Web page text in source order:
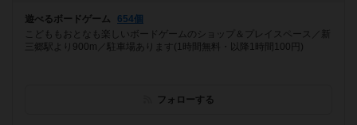
遊べるボードゲーム
654個
こどももおとなも楽しいボードゲームのショップ＆プレイスペース／新
三郷駅より900m／駐車場あります(1時間無料・以降1時間100円)
フォローする